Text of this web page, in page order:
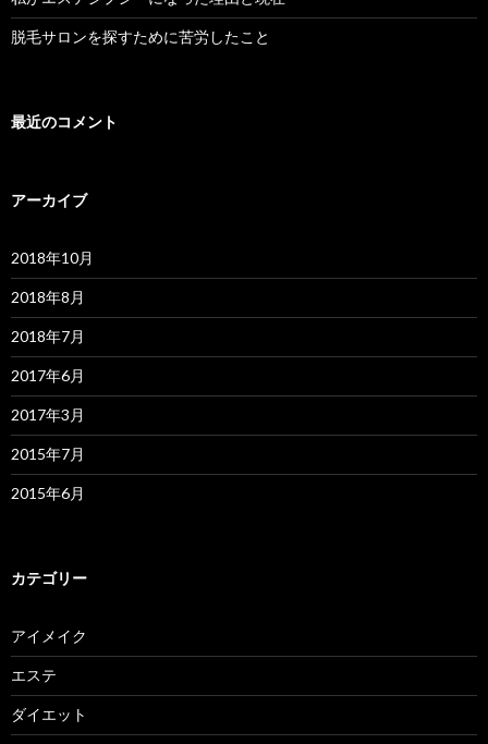
脱毛サロンを探すために苦労したこと
最近のコメント
アーカイブ
2018年10月
2018年8月
2018年7月
2017年6月
2017年3月
2015年7月
2015年6月
カテゴリー
アイメイク
エステ
ダイエット